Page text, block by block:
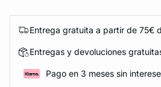
Entrega gratuita a partir de 75€
Entregas y devoluciones
Pago en 3 meses sin